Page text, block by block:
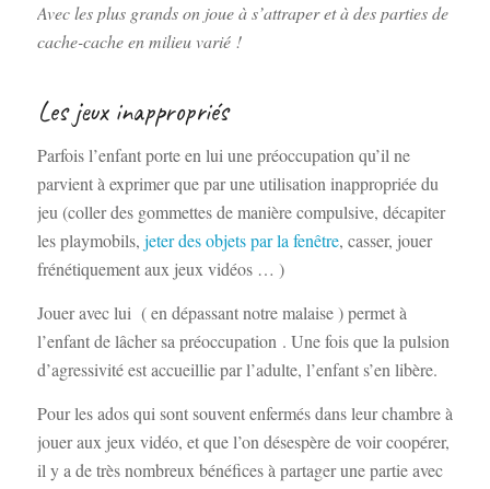
Avec les plus grands on joue à s’attraper et à des parties de
cache-cache en milieu varié !
Les jeux inappropriés
Parfois l’enfant porte en lui une préoccupation qu’il ne
parvient à exprimer que par une utilisation inappropriée du
jeu (coller des gommettes de manière compulsive, décapiter
les playmobils, jeter des objets par la fenêtre, casser, jouer
frénétiquement aux jeux vidéos … )
Jouer avec lui ( en dépassant notre malaise ) permet à
l’enfant de lâcher sa préoccupation . Une fois que la pulsion
d’agressivité est accueillie par l’adulte, l’enfant s’en libère.
Pour les ados qui sont souvent enfermés dans leur chambre à
jouer aux jeux vidéo, et que l’on désespère de voir coopérer,
il y a de très nombreux bénéfices à partager une partie avec